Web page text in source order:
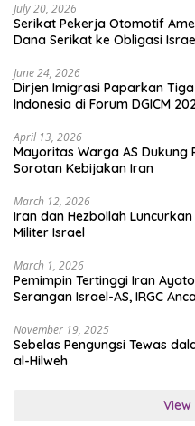
July 20, 2026
Serikat Pekerja Otomotif
Dana Serikat ke Obligasi
June 24, 2026
Dirjen Imigrasi Paparkan
Indonesia di Forum DGICM
April 13, 2026
Mayoritas Warga AS Dukung
Sorotan Kebijakan Iran
March 12, 2026
Iran dan Hezbollah
Militer Israel
March 1, 2026
Pemimpin Tertinggi Iran
Serangan Israel-AS, IRGC
November 19, 2025
Sebelas Pengungsi Tewas
al-Hilweh